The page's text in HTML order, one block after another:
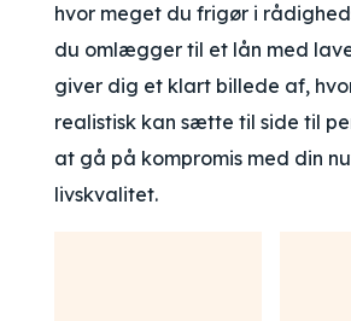
hvor meget du frigør i
du omlægger til et lån med
giver dig et klart billede af,
realistisk kan sætte til side til
at gå på kompromis med din
livskvalitet.